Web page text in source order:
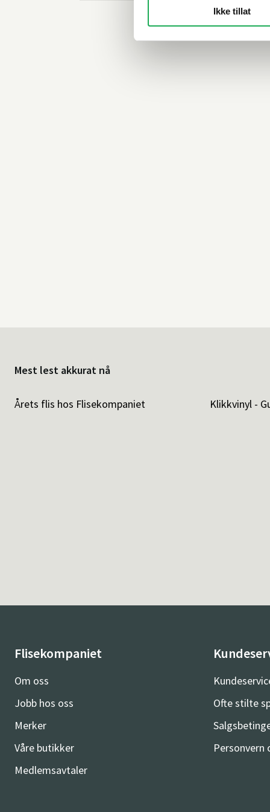
Ikke tillat
Mest lest akkurat nå
Årets flis hos Flisekompaniet Klikkvinyl -
Flisekompaniet
Om oss
Jobb hos oss
Merker
Våre butikker
Medlemsavtaler
Ofte stilte
Personvern